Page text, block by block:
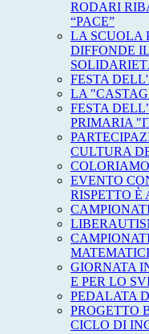
RODARI
“PACE”
LA SCUOLA
DIFFONDE
FESTA
LA
FESTA
PRIMARIA
CULTURA
EVENTO
RISPETTO È
MATEMATICI
GIORNATA
E PER LO
PEDALATA
PROGETTO
CICLO DI